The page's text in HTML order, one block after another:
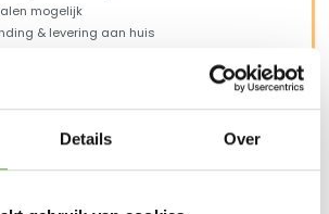
Details Over
mogelijk
& levering aan huis
,Tenten